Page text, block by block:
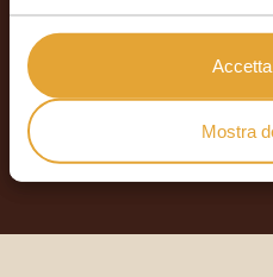
Mostra
RICEVI UN
INIZIA A